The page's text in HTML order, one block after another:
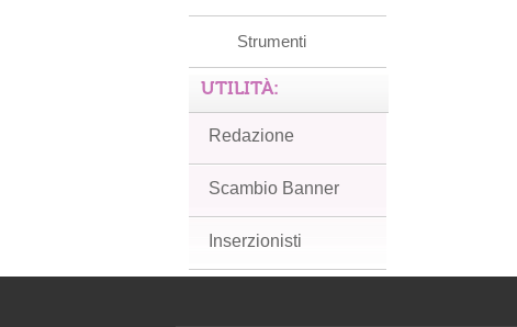
Strumenti
UTILITÀ:
Redazione
Scambio Banner
Inserzionisti